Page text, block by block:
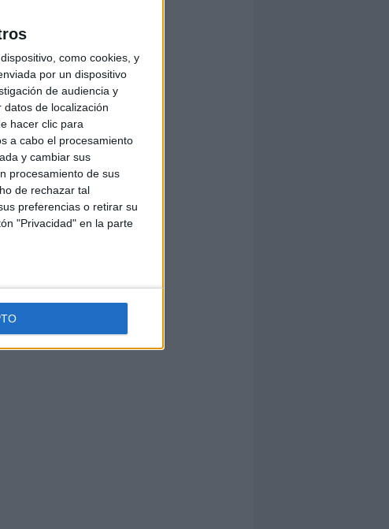
como cookies, y
por un dispositivo
de audiencia y
de localización
hacer clic para
a cabo el procesamiento
y cambiar sus
procesamiento de sus
de rechazar tal
preferencias o retirar su
"Privacidad" en la parte